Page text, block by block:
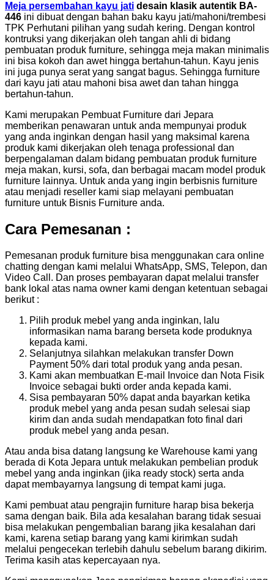
Meja persembahan kayu jati desain klasik autentik BA-
446 ini dibuat dengan bahan baku kayu jati/mahoni/trembesi
TPK Perhutani pilihan yang sudah kering. Dengan kontrol
kontruksi yang dikerjakan oleh tangan ahli di bidang
pembuatan produk furniture, sehingga meja makan minimalis
ini bisa kokoh dan awet hingga bertahun-tahun. Kayu jenis
ini juga punya serat yang sangat bagus. Sehingga furniture
dari kayu jati atau mahoni bisa awet dan tahan hingga
bertahun-tahun.
Kami merupakan Pembuat Furniture dari Jepara
memberikan penawaran untuk anda mempunyai produk
yang anda inginkan dengan hasil yang maksimal karena
produk kami dikerjakan oleh tenaga professional dan
berpengalaman dalam bidang pembuatan produk furniture
meja makan, kursi, sofa, dan berbagai macam model produk
furniture lainnya. Untuk anda yang ingin berbisnis furniture
atau menjadi reseller kami siap melayani pembuatan
furniture untuk Bisnis Furniture anda.
Cara Pemesanan :
Pemesanan produk furniture bisa menggunakan cara online
chatting dengan kami melalui WhatsApp, SMS, Telepon, dan
Video Call. Dan proses pembayaran dapat melalui transfer
bank lokal atas nama owner kami dengan ketentuan sebagai
berikut :
Pilih produk mebel yang anda inginkan, lalu
informasikan nama barang berseta kode produknya
kepada kami.
Selanjutnya silahkan melakukan transfer Down
Payment 50% dari total produk yang anda pesan.
Kami akan membuatkan E-mail Invoice dan Nota Fisik
Invoice sebagai bukti order anda kepada kami.
Sisa pembayaran 50% dapat anda bayarkan ketika
produk mebel yang anda pesan sudah selesai siap
kirim dan anda sudah mendapatkan foto final dari
produk mebel yang anda pesan.
Atau anda bisa datang langsung ke Warehouse kami yang
berada di Kota Jepara untuk melakukan pembelian produk
mebel yang anda inginkan (jika ready stock) serta anda
dapat membayarnya langsung di tempat kami juga.
Kami pembuat atau pengrajin furniture harap bisa bekerja
sama dengan baik. Bila ada kesalahan barang tidak sesuai
bisa melakukan pengembalian barang jika kesalahan dari
kami, karena setiap barang yang kami kirimkan sudah
melalui pengecekan terlebih dahulu sebelum barang dikirim.
Terima kasih atas kepercayaan nya.